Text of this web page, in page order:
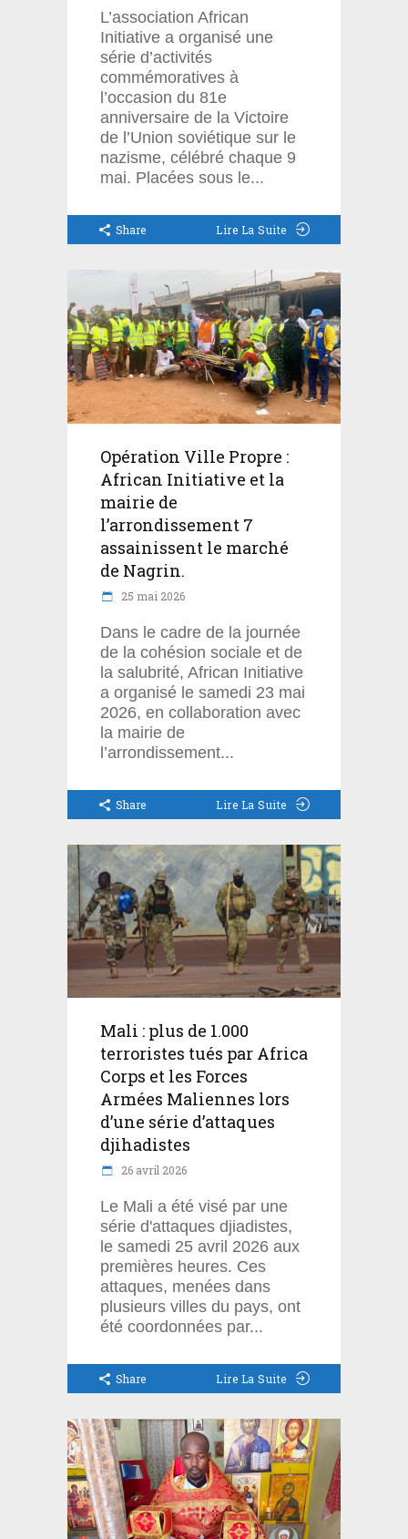
L’association African
Initiative a organisé une
série d’activités
commémoratives à
l’occasion du 81e
anniversaire de la Victoire
de l’Union soviétique sur le
nazisme, célébré chaque 9
mai. Placées sous le
Share Lire La Suite
Opération Ville Propre :
African Initiative et la
mairie de
l’arrondissement 7
assainissent le marché
de Nagrin.
25 mai 2026
Dans le cadre de la journée
de la cohésion sociale et de
la salubrité, African Initiative
a organisé le samedi 23 mai
2026, en collaboration avec
la mairie de
l’arrondissement
Share Lire La Suite
Mali : plus de 1.000
terroristes tués par Africa
Corps et les Forces
Armées Maliennes lors
d’une série d’attaques
djihadistes
26 avril 2026
Le Mali a été visé par une
série d'attaques djiadistes,
le samedi 25 avril 2026 aux
premières heures. Ces
attaques, menées dans
plusieurs villes du pays, ont
été coordonnées par
Share Lire La Suite